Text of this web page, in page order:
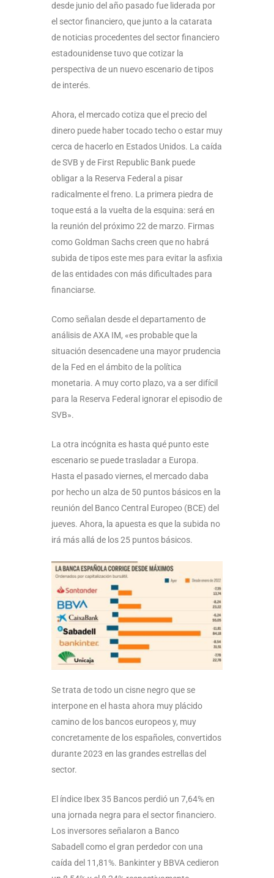
desde junio del año pasado fue liderada por
el sector financiero, que junto a la catarata
de noticias procedentes del sector financiero
estadounidense tuvo que cotizar la
perspectiva de un nuevo escenario de tipos
de interés.
Ahora, el mercado cotiza que el precio del
dinero puede haber tocado techo o estar muy
cerca de hacerlo en Estados Unidos. La caída
de SVB y de First Republic Bank puede
obligar a la Reserva Federal a pisar
radicalmente el freno. La primera piedra de
toque está a la vuelta de la esquina: será en
la reunión del próximo 22 de marzo. Firmas
como Goldman Sachs creen que no habrá
subida de tipos este mes para evitar la asfixia
de las entidades con más dificultades para
financiarse.
Como señalan desde el departamento de
análisis de AXA IM, «es probable que la
situación desencadene una mayor prudencia
de la Fed en el ámbito de la política
monetaria. A muy corto plazo, va a ser difícil
para la Reserva Federal ignorar el episodio de
SVB».
La otra incógnita es hasta qué punto este
escenario se puede trasladar a Europa.
Hasta el pasado viernes, el mercado daba
por hecho un alza de 50 puntos básicos en la
reunión del Banco Central Europeo (BCE) del
jueves. Ahora, la apuesta es que la subida no
irá más allá de los 25 puntos básicos.
Se trata de todo un cisne negro que se
interpone en el hasta ahora muy plácido
camino de los bancos europeos y, muy
concretamente de los españoles, convertidos
durante 2023 en las grandes estrellas del
sector.
El índice Ibex 35 Bancos perdió un 7,64% en
una jornada negra para el sector financiero.
Los inversores señalaron a Banco
Sabadell como el gran perdedor con una
caída del 11,81%. Bankinter y BBVA cedieron